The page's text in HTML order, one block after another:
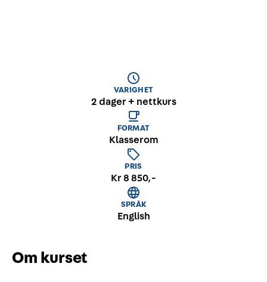
VARIGHET
2 dager + nettkurs
FORMAT
Klasserom
PRIS
Kr 8 850,-
SPRÅK
English
Om kurset